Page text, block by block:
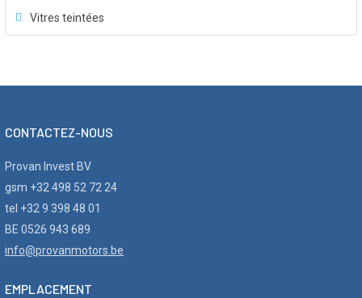
Vitres teintées
CONTACTEZ-NOUS
Provan Invest BV
gsm +32 498 52 72 24
tel +32 9 398 48 01
BE 0526 943 689
info@provanmotors.be
EMPLACEMENT